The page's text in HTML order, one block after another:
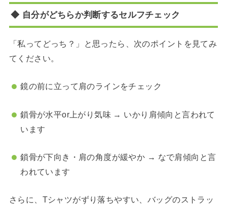
◆ 自分がどちらか判断するセルフチェック
「私ってどっち？」と思ったら、次のポイントを見てみ
てください。
鏡の前に立って肩のラインをチェック
鎖骨が水平or上がり気味 → いかり肩傾向と言われて
います
鎖骨が下向き・肩の角度が緩やか → なで肩傾向と言
われています
さらに、Tシャツがずり落ちやすい、バッグのストラッ